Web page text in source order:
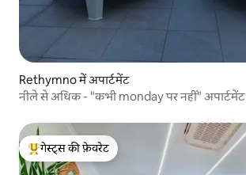
Rethymno में अपार्टमेंट
नीले से अधिक - "कभी monday पर नहीं" अपार्टमेंट
गेस्ट्स का टॉप फ़ेवरेट
गेस्ट्स की फ़ेवरेट